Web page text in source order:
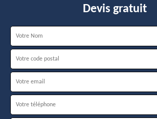
Devis gratuit